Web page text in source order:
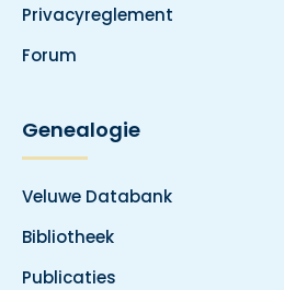
Privacyreglement
Forum
Genealogie
Veluwe Databank
Bibliotheek
Publicaties